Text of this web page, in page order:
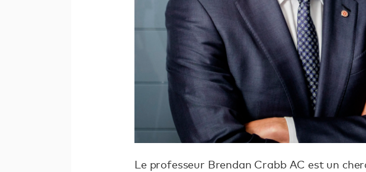
Le professeur Brendan Crabb AC est un